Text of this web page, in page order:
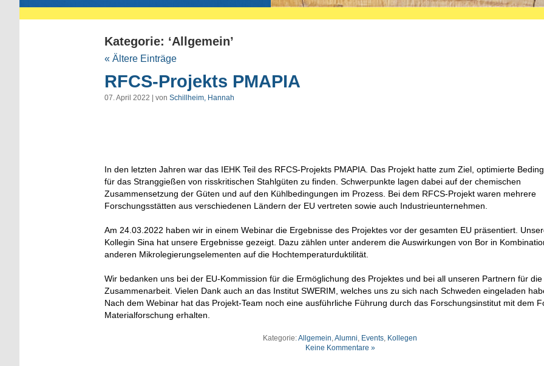
Kategorie: ‘Allgemein’
« Ältere Einträge
RFCS-Projekts PMAPIA
07. April 2022 | von Schillheim, Hannah
In den letzten Jahren war das IEHK Teil des RFCS-Projekts PMAPIA. Das Projekt hatte zum Ziel, optimierte
für das Stranggießen von risskritischen Stahlgüten zu finden. Schwerpunkte lagen dabei auf der chemischen
Zusammensetzung der Güten und auf den Kühlbedingungen im Prozess. Bei dem RFCS-Projekt waren mehrere
Forschungsstätten aus verschiedenen Ländern der EU vertreten sowie auch Industrieunternehmen.
Am 24.03.2022 haben wir in einem Webinar die Ergebnisse des Projektes vor der gesamten EU präsentiert.
Kollegin Sina hat unsere Ergebnisse gezeigt. Dazu zählen unter anderem die Auswirkungen von Bor in
anderen Mikrolegierungselementen auf die Hochtemperaturduktilität.
Wir bedanken uns bei der EU-Kommission für die Ermöglichung des Projektes und bei all unseren Partnern für
Zusammenarbeit. Vielen Dank auch an das Institut SWERIM, welches uns zu sich nach Schweden eingeladen
Nach dem Webinar hat das Projekt-Team noch eine ausführliche Führung durch das Forschungsinstitut mit dem
Materialforschung erhalten.
Kategorie:Allgemein Alumni Events Kollegen
Keine Kommentare »